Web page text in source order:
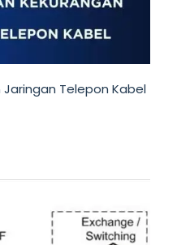
Telepon Kabel